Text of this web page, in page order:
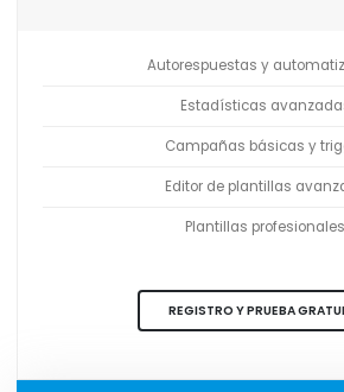
Autorespuestas y
Estadísticas
Campañas básicas y
Editor de plantillas
Plantillas profesionales
REGISTRO Y PRUEBA